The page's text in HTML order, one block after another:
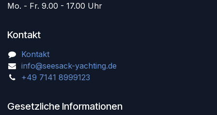
Mo. - Fr. 9.00 - 17.00 Uhr
Kontakt
Kontakt
info@seesack-yachting.de
+49 7141 8999123
Gesetzliche Informationen